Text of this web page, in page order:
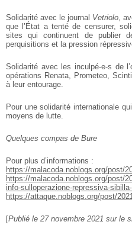
Solidarité avec le journal Vetriolo,
que l’État a tenté de censurer,
sites qui continuent de publier
perquisitions et la pression
Solidarité avec les inculpé-e-s de
opérations Renata, Prometeo,
à leur entourage.
Pour une solidarité internationale
moyens de lutte.
Quelques compas de Bure
Pour plus d’informations :
https://malacoda.noblogs.org/post/
https://malacoda.noblogs.org/post/
info-sulloperazione-repressiva-
https://attaque.noblogs.org/post/
[Publié le 27 novembre 2021 sur le